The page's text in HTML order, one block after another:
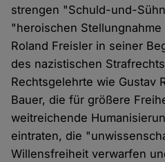
strengen "Schuld-und-
"heroischen
Roland Freisler in seiner
des nazistischen
Rechtsgelehrte wie Gustav
Bauer, die für größere
weitreichende
eintraten, die
Willensfreiheit verwarfen